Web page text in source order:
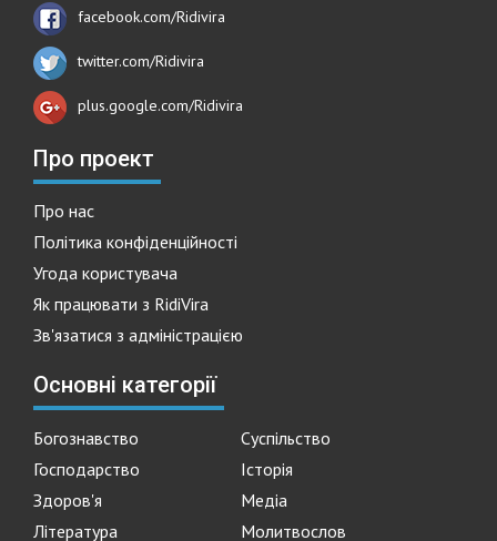
facebook.com/Ridivira
twitter.com/Ridivira
plus.google.com/Ridivira
Про проект
Про нас
Політика конфіденційності
Угода користувача
Як працювати з RidiVira
Зв'язатися з адміністрацією
Основні категорії
Богознавство
Суспільство
Господарство
Історія
Здоров'я
Медіа
Література
Молитвослов